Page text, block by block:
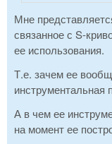
Мне
связанное с S-
ее использования.
Т.е. зачем ее
инструментальная
А в чем ее
на момент ее